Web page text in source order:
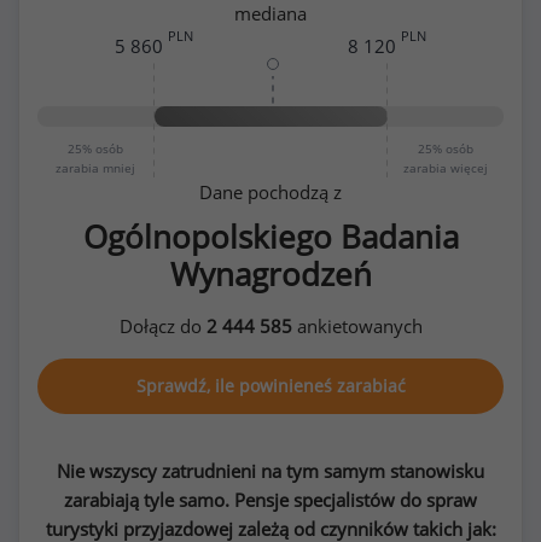
mediana
25% osób
zarabia mniej
25% osób
zarabia więcej
5 860 PLN 8 120 PLN
Dane pochodzą z
Ogólnopolskiego Badania
Wynagrodzeń
Dołącz do 2 444 585ankietowanych
Sprawdź, ile powinieneś zarabiać
Nie wszyscy zatrudnieni na tym samym stanowisku
zarabiają tyle samo. Pensje specjalistów do spraw
turystyki przyjazdowej zależą od czynników takich jak: